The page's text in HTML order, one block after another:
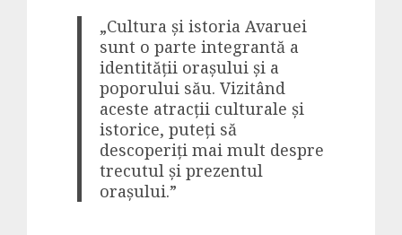
„Cultura și istoria Avaruei
sunt o parte integrantă a
identității orașului și a
poporului său. Vizitând
aceste atracții culturale și
istorice, puteți să
descoperiți mai mult despre
trecutul și prezentul
orașului.”